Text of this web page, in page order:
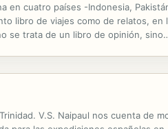
en cuatro países -Indonesia,
libro de viajes como de relatos, en
se trata de un libro de opinión, sino
V.S. Naipaul nos cuenta de